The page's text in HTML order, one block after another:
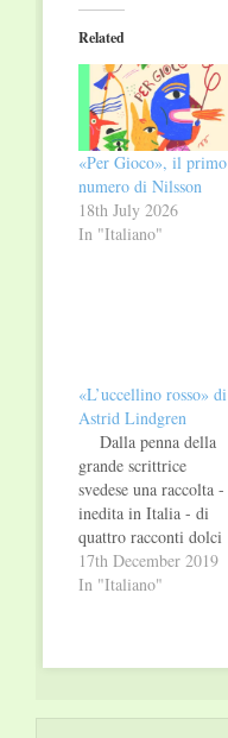
(Opens
in
new
Related
«Per Gioco», il primo
numero di Nilsson
18th July 2026
In "Italiano"
«L’uccellino rosso» di
Astrid Lindgren
Dalla penna della
grande scrittrice
svedese una raccolta -
inedita in Italia - di
quattro racconti dolci
e commoventi. Un
capolavoro senza
17th December 2019
In "Italiano"